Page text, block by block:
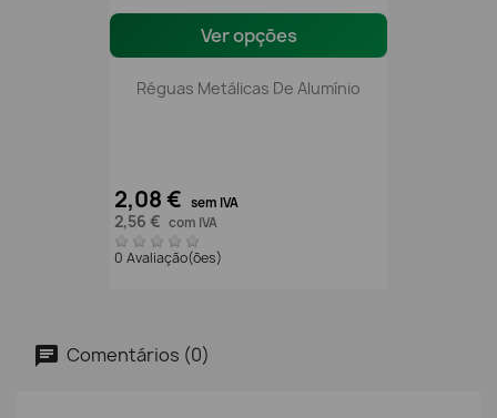
Ver opções
Réguas Metálicas De Alumínio
2,08 € sem IVA
2,56 € com IVA
0 Avaliação(ões)
Comentários (0)